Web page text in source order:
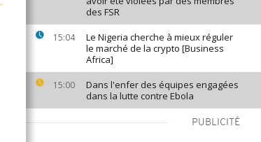
des FSR
15:04
Le Nigeria cherche à mieux réguler
le marché de la crypto [Business
Africa]
15:00
Dans l'enfer des équipes engagées
dans la lutte contre Ebola
PUBLICITÉ